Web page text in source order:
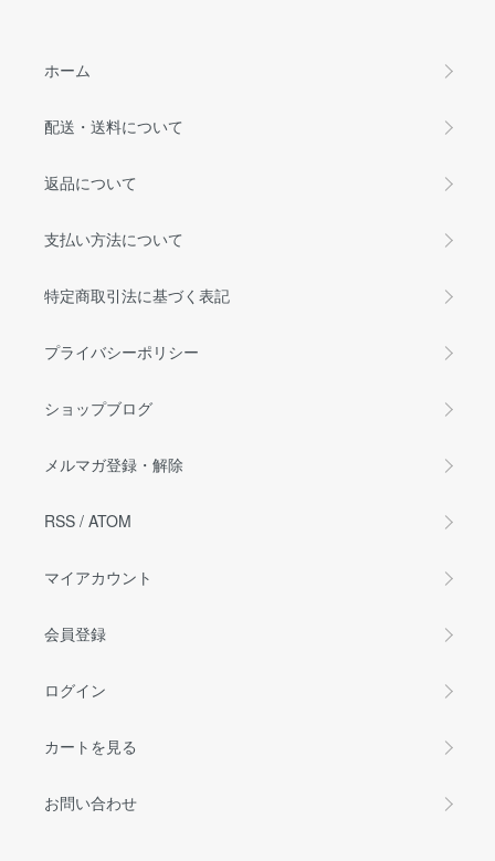
ホーム
配送・送料について
返品について
支払い方法について
特定商取引法に基づく表記
プライバシーポリシー
ショップブログ
メルマガ登録・解除
RSS / ATOM
マイアカウント
会員登録
ログイン
カートを見る
お問い合わせ